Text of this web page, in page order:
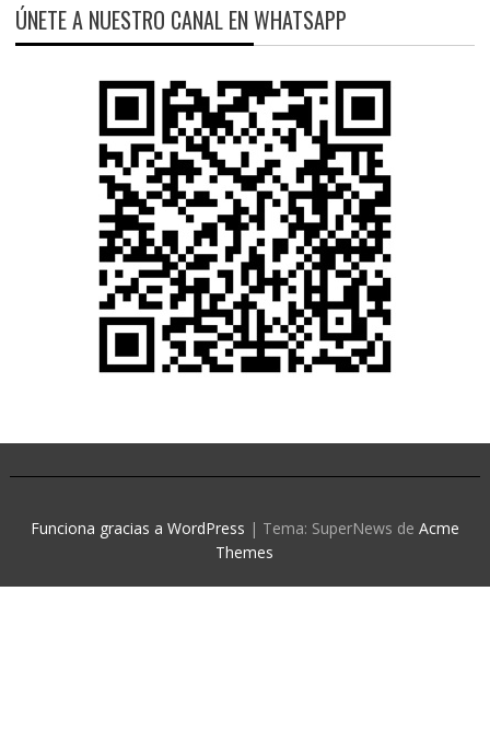
ÚNETE A NUESTRO CANAL EN WHATSAPP
Funciona gracias a WordPress | Tema: SuperNews de Acme
Themes